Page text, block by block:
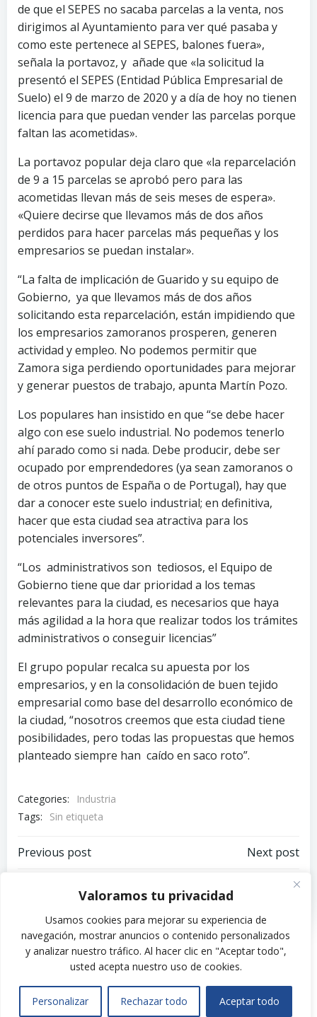
Valoramos tu privacidad
Usamos cookies para mejorar su experiencia de
navegación, mostrar anuncios o contenido personalizados
y analizar nuestro tráfico. Al hacer clic en "Aceptar todo",
usted acepta nuestro uso de cookies.
Personalizar Rechazar todo Aceptar todo
de que el SEPES no sacaba parcelas a la venta, nos
dirigimos al Ayuntamiento para ver qué pasaba y
como este pertenece al SEPES, balones fuera»,
señala la portavoz, y añade que «la solicitud la
presentó el SEPES (Entidad Pública Empresarial de
Suelo) el 9 de marzo de 2020 y a día de hoy no tienen
licencia para que puedan vender las parcelas porque
faltan las acometidas».
La portavoz popular deja claro que «la reparcelación
de 9 a 15 parcelas se aprobó pero para las
acometidas llevan más de seis meses de espera».
«Quiere decirse que llevamos más de dos años
perdidos para hacer parcelas más pequeñas y los
empresarios se puedan instalar».
“La falta de implicación de Guarido y su equipo de
Gobierno, ya que llevamos más de dos años
solicitando esta reparcelación, están impidiendo que
los empresarios zamoranos prosperen, generen
actividad y empleo. No podemos permitir que
Zamora siga perdiendo oportunidades para mejorar
y generar puestos de trabajo, apunta Martín Pozo.
Los populares han insistido en que “se debe hacer
algo con ese suelo industrial. No podemos tenerlo
ahí parado como si nada. Debe producir, debe ser
ocupado por emprendedores (ya sean zamoranos o
de otros puntos de España o de Portugal), hay que
dar a conocer este suelo industrial; en definitiva,
hacer que esta ciudad sea atractiva para los
potenciales inversores”.
“Los administrativos son tediosos, el Equipo de
Gobierno tiene que dar prioridad a los temas
relevantes para la ciudad, es necesarios que haya
más agilidad a la hora que realizar todos los trámites
administrativos o conseguir licencias”
El grupo popular recalca su apuesta por los
empresarios, y en la consolidación de buen tejido
empresarial como base del desarrollo económico de
la ciudad, “nosotros creemos que esta ciudad tiene
posibilidades, pero todas las propuestas que hemos
planteado siempre han caído en saco roto”.
Categories:
Industria
Tags:
Sin etiqueta
Navegación
las
entradas
Previous post
Navegación
por
las
entradas
Next post
Comments are closed
© 2026 . Created for free using WordPress andColibri